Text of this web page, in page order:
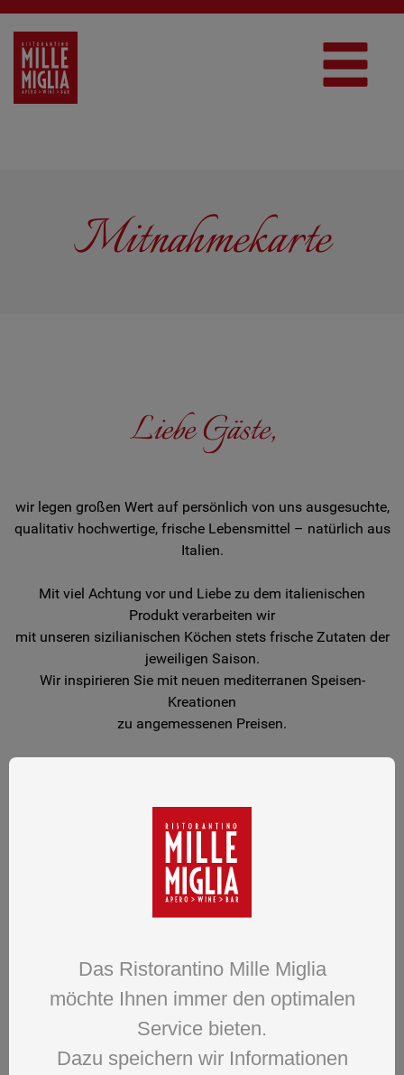
Das Ristorantino Mille Miglia
möchte Ihnen immer den optimalen
Service bieten.
Dazu speichern wir Informationen
Mitnahmekarte
Liebe Gäste,
wir legen großen Wert auf persönlich von uns ausgesuchte,
qualitativ hochwertige, frische Lebensmittel – natürlich aus
Italien.
Mit viel Achtung vor und Liebe zu dem italienischen
Produkt verarbeiten wir
mit unseren sizilianischen Köchen stets frische Zutaten der
jeweiligen Saison.
Wir inspirieren Sie mit neuen mediterranen Speisen-
Kreationen
zu angemessenen Preisen.
aus Sizilien.
Wir sind mit der einfachen, guten, ehrlichen Küche
aufgewachsen.
Diese tollen Geschmacksträger sollten nicht in
Vergessenheit geraten.
Mit Stolz, Ehrgeiz und Liebe zu dieser typisch italienischen
möchten wir Sie bei uns am Tisch begeistern.
Dafür stehen wir!